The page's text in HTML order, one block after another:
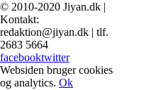
© 2010-2020 Jiyan.dk |
Kontakt:
redaktion@jiyan.dk | tlf.
2683 5664
facebooktwitter
Websiden bruger cookies
og analytics. Ok